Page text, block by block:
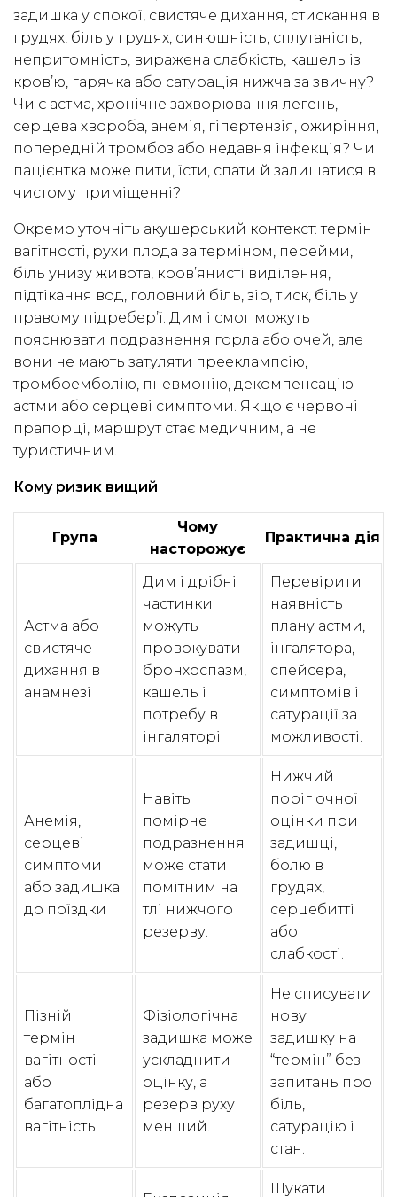
задишка у спокої, свистяче дихання, стискання в
грудях, біль у грудях, синюшність, сплутаність,
непритомність, виражена слабкість, кашель із
кров’ю, гарячка або сатурація нижча за звичну?
Чи є астма, хронічне захворювання легень,
серцева хвороба, анемія, гіпертензія, ожиріння,
попередній тромбоз або недавня інфекція? Чи
пацієнтка може пити, їсти, спати й залишатися в
чистому приміщенні?
Окремо уточніть акушерський контекст: термін
вагітності, рухи плода за терміном, перейми,
біль унизу живота, кров’янисті виділення,
підтікання вод, головний біль, зір, тиск, біль у
правому підребер’ї. Дим і смог можуть
пояснювати подразнення горла або очей, але
вони не мають затуляти прееклампсію,
тромбоемболію, пневмонію, декомпенсацію
астми або серцеві симптоми. Якщо є червоні
прапорці, маршрут стає медичним, а не
туристичним.
Кому ризик вищий
Група
Чому
насторожує
Практична дія
Астма або
свистяче
дихання в
анамнезі
Дим і дрібні
частинки
можуть
провокувати
бронхоспазм,
кашель і
потребу в
інгаляторі.
Перевірити
наявність
плану астми,
інгалятора,
спейсера,
симптомів і
сатурації за
можливості.
Анемія,
серцеві
симптоми
або задишка
до поїздки
Навіть
помірне
подразнення
може стати
помітним на
тлі нижчого
резерву.
Нижчий
поріг очної
оцінки при
задишці,
болю в
грудях,
серцебитті
або
слабкості.
Пізній
термін
вагітності
або
багатоплідна
вагітність
Фізіологічна
задишка може
ускладнити
оцінку, а
резерв руху
менший.
Не списувати
нову
задишку на
“термін” без
запитань про
біль,
сатурацію і
стан.
Шукати